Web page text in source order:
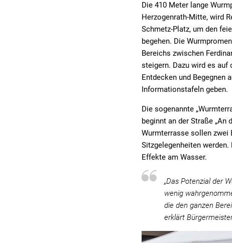
Die 410 Meter lange
Herzogenrath-Mitte, wird
Schmetz-Platz, um den
begehen. Die
Bereichs zwischen
steigern. Dazu wird es auf
Entdecken und Begegnen
Informationstafeln geben.
Die sogenannte
beginnt an der Straße „An
Wurmterrasse sollen zwei
Sitzgelegenheiten
Effekte am Wasser.
„Das Potenzial der
wenig
die den ganzen
erklärt